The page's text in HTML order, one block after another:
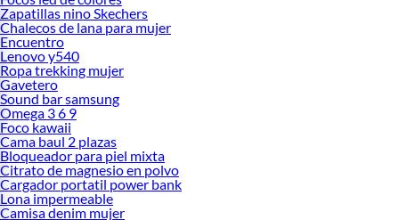
Zapatillas nino Skechers
Chalecos de lana para mujer
Encuentro
Lenovo y540
Ropa trekking mujer
Gavetero
Sound bar samsung
Omega 3 6 9
Foco kawaii
Cama baul 2 plazas
Bloqueador para piel mixta
Citrato de magnesio en polvo
Cargador portatil power bank
Lona impermeable
Camisa denim mujer